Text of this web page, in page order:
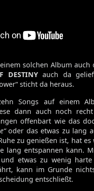
solchen Album
DESTINYauch da
sticht da heraus.
Songs auf einem
dann auch noch
offenbart wie das
oder das etwas zu lang
zu genießen ist, hat
lang entspannen kann.
etwas zu wenig
kann im Grunde
entschließt.